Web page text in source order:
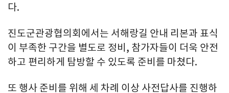
다.
진도군관광협의회에서는 서해랑길 안내 리본과 표식
이 부족한 구간을 별도로 정비, 참가자들이 더욱 안전
하고 편리하게 탐방할 수 있도록 준비를 마쳤다.
또 행사 준비를 위해 세 차례 이상 사전답사를 진행하